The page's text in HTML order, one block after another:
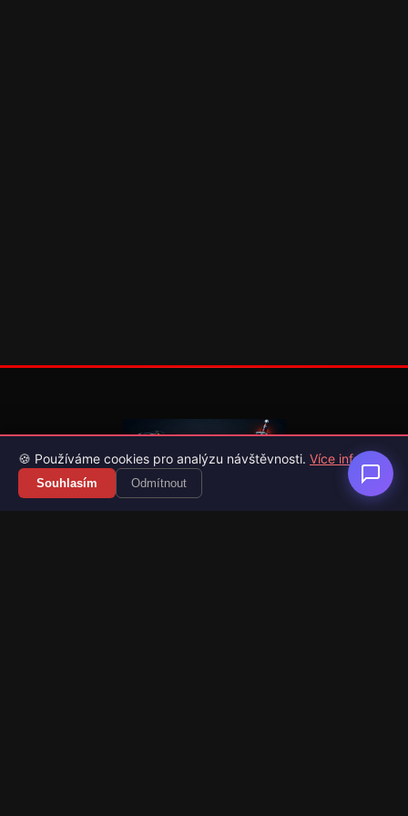
Váš průvodce světem videoher. Novinky, recenze a česko-
slovenské překlady her.
🍪 Používáme cookies pro analýzu návštěvnosti. Více info
Souhlasím Odmítnout